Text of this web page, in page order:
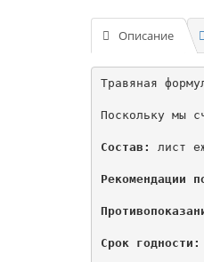
Описание
Травяная
Поскольку мы
Состав: лист
Рекомендации
Срок годности: